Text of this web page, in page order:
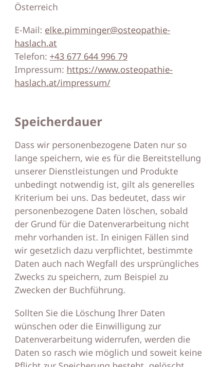
Österreich
E-Mail: elke.pimminger@osteopathie-
haslach.at
Telefon: +43 677 644 996 79
Impressum: https://www.osteopathie-
haslach.at/impressum/
Speicherdauer
Dass wir personenbezogene Daten nur so
lange speichern, wie es für die Bereitstellung
unserer Dienstleistungen und Produkte
unbedingt notwendig ist, gilt als generelles
Kriterium bei uns. Das bedeutet, dass wir
personenbezogene Daten löschen, sobald
der Grund für die Datenverarbeitung nicht
mehr vorhanden ist. In einigen Fällen sind
wir gesetzlich dazu verpflichtet, bestimmte
Daten auch nach Wegfall des ursprüngliches
Zwecks zu speichern, zum Beispiel zu
Zwecken der Buchführung.
Sollten Sie die Löschung Ihrer Daten
wünschen oder die Einwilligung zur
Datenverarbeitung widerrufen, werden die
Daten so rasch wie möglich und soweit keine